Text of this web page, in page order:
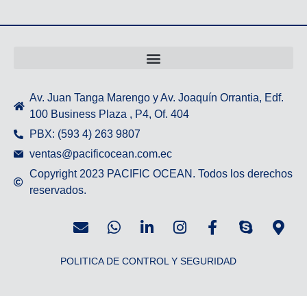
Av. Juan Tanga Marengo y Av. Joaquín Orrantia, Edf.
100 Business Plaza , P4, Of. 404
PBX: (593 4) 263 9807
ventas@pacificocean.com.ec
Copyright 2023 PACIFIC OCEAN. Todos los derechos
reservados.
POLITICA DE CONTROL Y SEGURIDAD